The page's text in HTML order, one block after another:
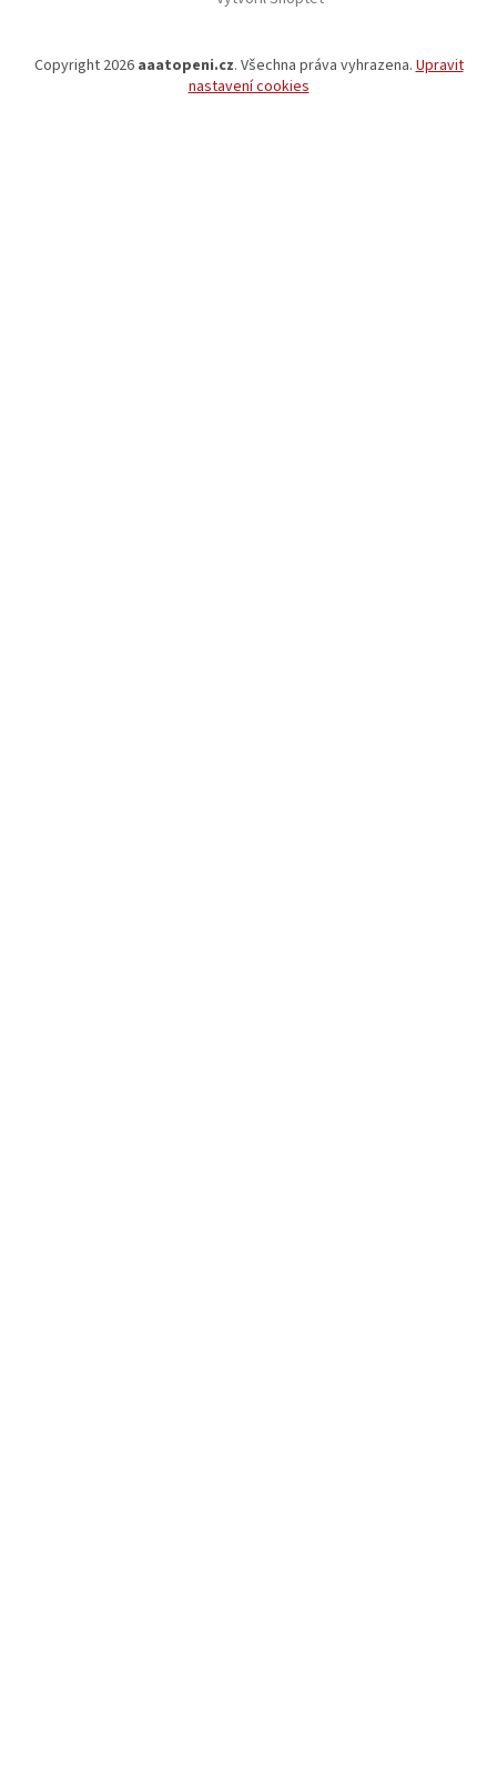
Copyright 2026 aaatopeni.cz. Všechna práva vyhrazena. Upravit
nastavení cookies